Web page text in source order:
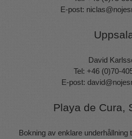
E-post:
David
Tel: +46 (0)70-
E-post:
Playa de Cura,
Bokning av enklare underhållning